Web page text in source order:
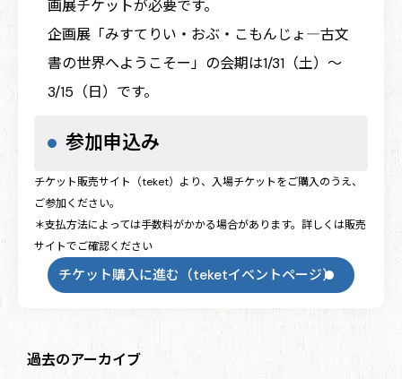
画展チケットが必要です。
企画展「みすてりい・おぶ・こもんじょ―古文
書の世界へようこそー」の会期は1/31（土）～
3/15（日）です。
参加申込み
チケット販売サイト（teket）より、入場チケットをご購入のうえ、
ご参加ください。
＊支払方法によっては手数料がかかる場合があります。詳しくは販売
サイトでご確認ください
チケット購入に進む（teketイベントページ）
過去のアーカイブ